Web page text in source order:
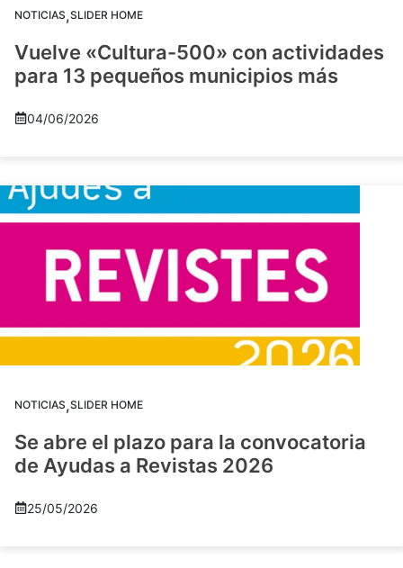
NOTICIAS,SLIDER HOME
Vuelve «Cultura-500» con actividades
para 13 pequeños municipios más
04/06/2026
NOTICIAS,SLIDER HOME
Se abre el plazo para la convocatoria
de Ayudas a Revistas 2026
25/05/2026